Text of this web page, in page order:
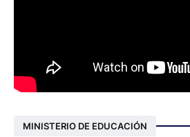
MINISTERIO DE EDUCACIÓN